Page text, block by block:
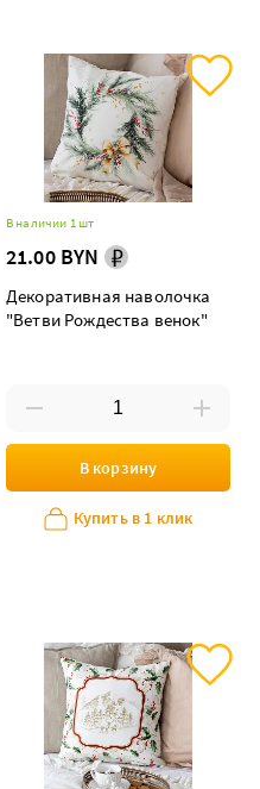
В наличии 1 шт
21.00 BYN
Декоративная наволочка
"Ветви Рождества венок"
В корзину
Купить в 1 клик